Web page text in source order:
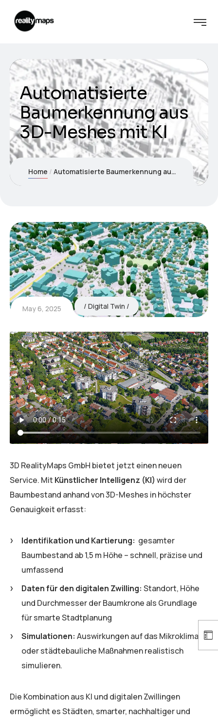
Automatisierte
Baumerkennung aus
3D-Meshes mit KI
Home Automatisierte Baumerkennung aus 3D-Meshes mit KI
May 6, 2025 Digital Twin
3D RealityMaps GmbH bietet jetzt einen neuen
Service. Mit Künstlicher Intelligenz (KI) wird der
Baumbestand anhand von 3D-Meshes in höchster
Genauigkeit erfasst:
Identifikation und Kartierung: gesamter
Baumbestand ab 1,5 m Höhe – schnell, präzise und
umfassend
Daten für den digitalen Zwilling: Standort, Höhe
und Durchmesser der Baumkrone als Grundlage
für smarte Stadtplanung
Simulationen: Auswirkungen auf das Mikroklima
oder städtebauliche Maßnahmen realistisch
simulieren.
Die Kombination aus KI und digitalen Zwillingen
ermöglicht es Städten, smarter, nachhaltiger und